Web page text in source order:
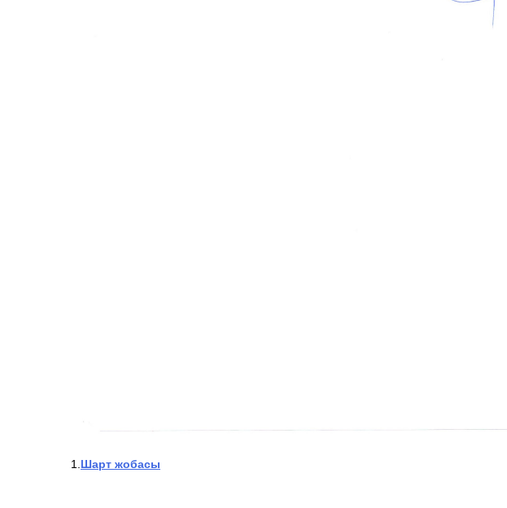
1. Шарт жобасы